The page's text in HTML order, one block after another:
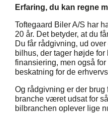
Erfaring, du kan regne
Toftegaard Biler A/S har
20 år. Det betyder, at du
Du får rådgivning, ud
bilhus, der tager højde
finansiering, men også
beskatning for de
Og rådgivning er der
branche været udsat for
bilbranchen oplever lige